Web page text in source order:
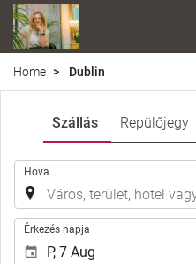
Home Dublin
Szállás Repülőjegy
Hova
Érkezés napja